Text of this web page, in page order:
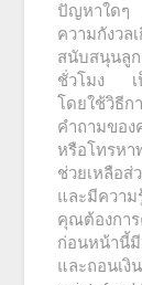
ปัญหาใดๆ
ความกังว
สนับสนุนลู
ชั่วโมง เป็
โดยใช้วิธี
คำถามขอ
หรือโทรห
ช่วยเหลือ
และมีความ
คุณต้องกา
ก่อนหน้านี้
และถอนเงิ